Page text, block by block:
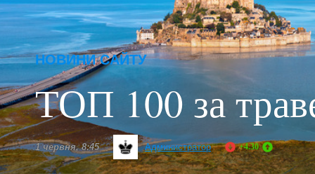
НОВИНИ САЙТУ
ТОП 100 за
1 червня, 8:45 Администратор +4.30